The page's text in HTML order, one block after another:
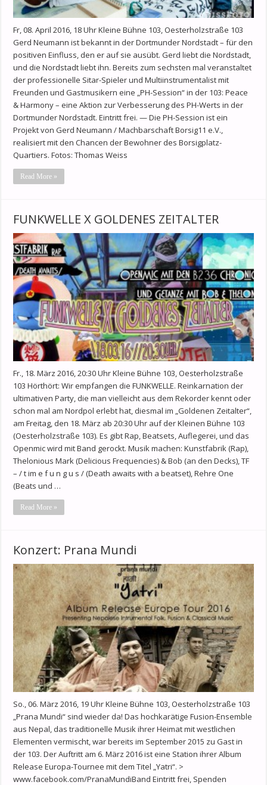
Fr, 08. April 2016, 18 Uhr Kleine Bühne 103, Oesterholzstraße 103
Gerd Neumann ist bekannt in der Dortmunder Nordstadt – für den
positiven Einfluss, den er auf sie ausübt. Gerd liebt die Nordstadt,
und die Nordstadt liebt ihn. Bereits zum sechsten mal veranstaltet
der professionelle Sitar-Spieler und Multiinstrumentalist mit
Freunden und Gastmusikern eine „PH-Session“ in der 103: Peace
& Harmony – eine Aktion zur Verbesserung des PH-Werts in der
Dortmunder Nordstadt. Eintritt frei. — Die PH-Session ist ein
Projekt von Gerd Neumann / Machbarschaft Borsig11 e.V.,
realisiert mit den Chancen der Bewohner des Borsigplatz-
Quartiers. Fotos: Thomas Weiss
Read More »
FUNKWELLE X GOLDENES ZEITALTER
Fr., 18. März 2016, 20:30 Uhr Kleine Bühne 103, Oesterholzstraße
103 Hörthört: Wir empfangen die FUNKWELLE. Reinkarnation der
ultimativen Party, die man vielleicht aus dem Rekorder kennt oder
schon mal am Nordpol erlebt hat, diesmal im „Goldenen Zeitalter“,
am Freitag, den 18. März ab 20:30 Uhr auf der Kleinen Bühne 103
(Oesterholzstraße 103). Es gibt Rap, Beatsets, Auflegerei, und das
Openmic wird mit Band gerockt. Musik machen: Kunstfabrik (Rap),
Thelonious Mark (Delicious Frequencies) & Bob (an den Decks), TF
– / t im e f u n g u s / (Death awaits with a beatset), Rehre One
(Beats und …
Read More »
Konzert: Prana Mundi
So., 06. März 2016, 19 Uhr Kleine Bühne 103, Oesterholzstraße 103
„Prana Mundi“ sind wieder da! Das hochkarätige Fusion-Ensemble
aus Nepal, das traditionelle Musik ihrer Heimat mit westlichen
Elementen vermischt, war bereits im September 2015 zu Gast in
der 103. Der Auftritt am 6. März 2016 ist eine Station ihrer Album
Release Europa-Tournee mit dem Titel „Yatri“. >
www.facebook.com/PranaMundiBand Eintritt frei, Spenden